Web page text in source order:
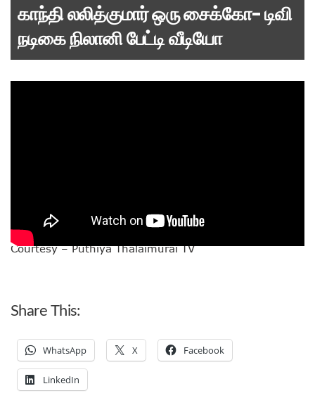
காந்தி லலித்குமார் ஒரு சைக்கோ- டிவி
நடிகை நிலானி பேட்டி வீடியோ
Courtesy – Puthiya Thalaimurai TV
Share This:
WhatsApp X Facebook
LinkedIn